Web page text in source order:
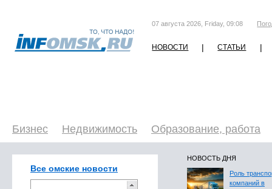
07 августа 2026, Friday, 09:08
НОВОСТИ | СТАТЬИ |
Бизнес Недвижимость Образование, работа
Все омские новости
НОВОСТЬ ДНЯ
Роль
компаний в